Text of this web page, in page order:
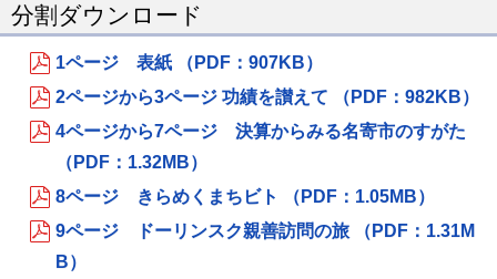
分割ダウンロード
1ページ 表紙 （PDF：907KB）
2ページから3ページ 功績を讃えて （PDF：982KB）
4ページから7ページ 決算からみる名寄市のすがた
（PDF：1.32MB）
8ページ きらめくまちビト （PDF：1.05MB）
9ページ ドーリンスク親善訪問の旅 （PDF：1.31M
B）